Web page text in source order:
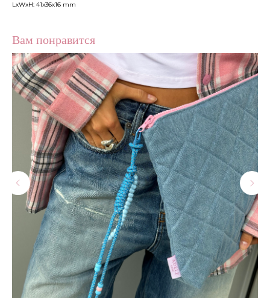
LxWxH: 41x36x16 mm
Вам понравится